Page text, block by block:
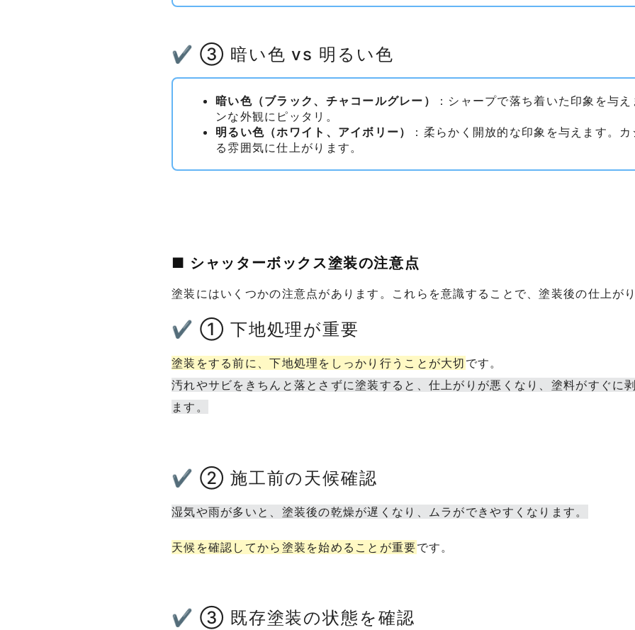
✔ ③ 暗い色 vs 明るい色
暗い色（ブラック、チャコールグレー）
：シャープで落ち着いた印象を与
ンな外観にピッタリ。
明るい色（ホワイト、アイボリー）
：柔らかく開放的な印象を与えます。
る雰囲気に仕上がります。
■ シャッターボックス塗装の注意点
塗装にはいくつかの注意点があります。これらを意識することで、塗装後の仕上が
✔ ① 下地処理が重要
塗装をする前に、下地処理をしっかり行うことが大切 です。
汚れやサビをきちんと落とさずに塗装すると、仕上がりが悪くなり、塗料がすぐに
ます。
✔ ② 施工前の天候確認
湿気や雨が多いと、塗装後の乾燥が遅くなり、ムラができやすくなります。
天候を確認してから塗装を始めることが重要です。
✔ ③ 既存塗装の状態を確認